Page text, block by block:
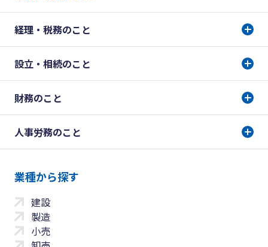
経理・税務のこと
設立・相続のこと
財務のこと
人事労務のこと
業種から探す
建設
製造
小売